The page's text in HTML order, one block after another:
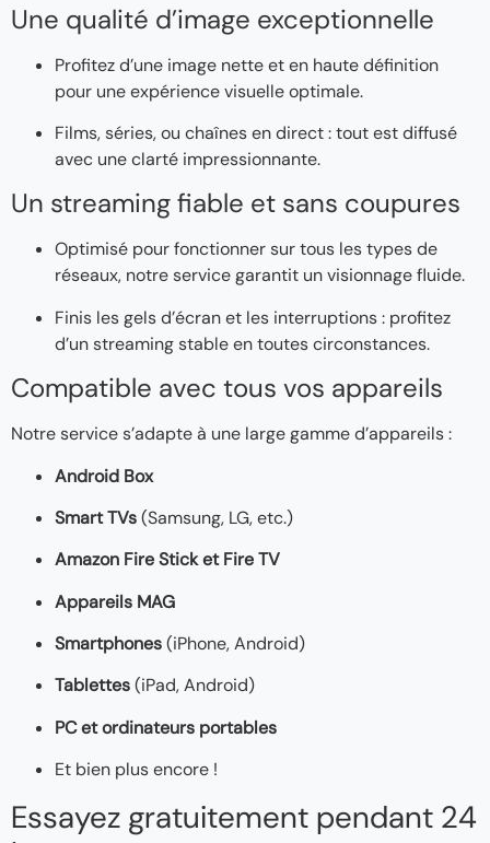
Une qualité d’image exceptionnelle
Profitez d’une image nette et en haute définition
pour une expérience visuelle optimale.
Films, séries, ou chaînes en direct : tout est diffusé
avec une clarté impressionnante.
Un streaming fiable et sans coupures
Optimisé pour fonctionner sur tous les types de
réseaux, notre service garantit un visionnage fluide.
Finis les gels d’écran et les interruptions : profitez
d’un streaming stable en toutes circonstances.
Compatible avec tous vos appareils
Notre service s’adapte à une large gamme d’appareils :
Android Box
Smart TVs(Samsung, LG, etc.)
Amazon Fire Stick et Fire TV
Appareils MAG
Smartphones(iPhone, Android)
Tablettes(iPad, Android)
PC et ordinateurs portables
Et bien plus encore !
Essayez gratuitement pendant 24